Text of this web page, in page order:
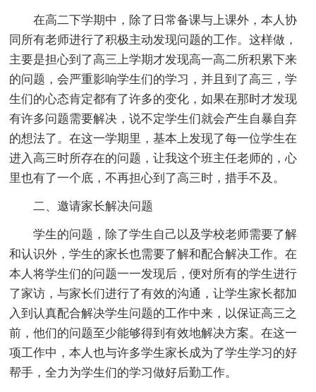
在高二下学期中，除了日常备课与上课外，本人协
同所有老师进行了积极主动发现问题的工作。这样做，
主要是担心到了高三上学期才发现高一高二所积累下来
的问题，会严重影响学生们的学习，并且到了高三，学
生们的心态肯定都有了许多的变化，如果在那时才发现
有许多问题需要解决，说不定学生们就会产生自暴自弃
的想法了。在这一学期里，基本上发现了每一位学生在
进入高三时所存在的问题，让我这个班主任老师的，心
里也有了一个底，不再担心到了高三时，措手不及。
二、邀请家长解决问题
学生的问题，除了学生自己以及学校老师需要了解
和认识外，学生的家长也需要了解和配合解决工作。在
本人将学生们的问题一一发现后，便对所有的学生进行
了家访，与家长们进行了有效的沟通，让学生家长都加
入到认真配合解决学生问题的工作中来，以保证高三之
前，他们的问题至少能够得到有效地解决方案。在这一
项工作中，本人也与许多学生家长成为了学生学习的好
帮手，全力为学生们的学习做好后勤工作。